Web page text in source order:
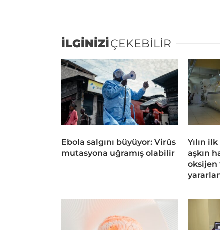
İLGİNİZİÇEKEBİLİR
Ebola salgını büyüyor: Virüs
mutasyona uğramış olabilir
Yılın
aşkın
oksijen